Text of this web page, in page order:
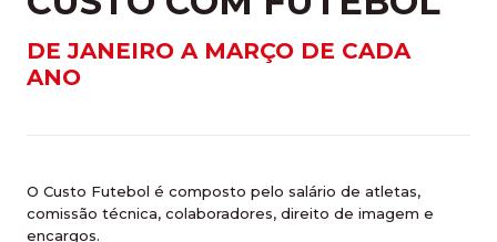
DE JANEIRO A MARÇO DE CADA
ANO
O Custo Futebol é composto pelo salário de atletas,
comissão técnica, colaboradores, direito de imagem e
encargos.